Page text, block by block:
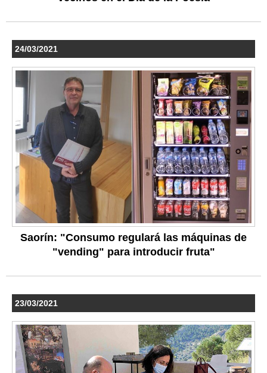
24/03/2021
Saorín: "Consumo regulará las máquinas de
"vending" para introducir fruta"
23/03/2021